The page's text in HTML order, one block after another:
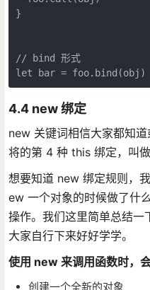
}
// bind 形式
4.4 new 绑定
new 关键词相信大家都知
将的第 4 种 this 绑定，叫做
想要知道 new 绑定规则，
ew 一个对象的时候做了什
操作。我们这里简单总结
大家自行下来好好学学。
使用 new 来调用函数时，会
创建一个全新的对象